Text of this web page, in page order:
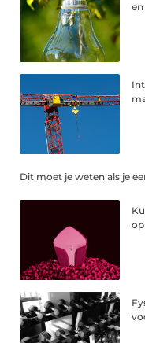
Dit moet je weten als je